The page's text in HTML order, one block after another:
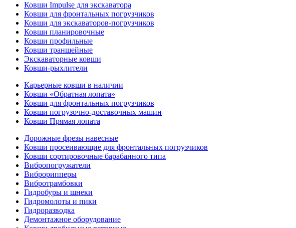
Ковши Impulse для экскаватора
Ковши для фронтальных погрузчиков
Ковши для экскаваторов-погрузчиков
Ковши планировочные
Ковши профильные
Ковши траншейные
Экскаваторные ковши
Ковши-рыхлители
Карьерные ковши в наличии
Ковши «Обратная лопата»
Ковши для фронтальных погрузчиков
Ковши погрузочно-доставочных машин
Ковши Прямая лопата
Дорожные фрезы навесные
Ковши просеивающие для фронтальных погрузчиков
Ковши сортировочные барабанного типа
Вибропогружатели
Виброрипперы
Вибротрамбовки
Гидробуры и шнеки
Гидромолоты и пики
Гидроразводка
Демонтажное оборудование